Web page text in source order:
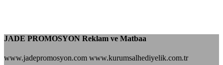
JADE PROMOSYON Reklam ve Matbaa
www.jadepromosyon.com www.kurumsalhediyelik.com.tr